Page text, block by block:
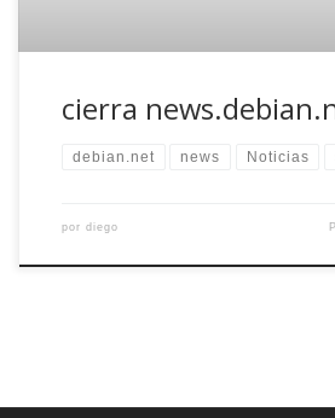
cierra
debian.net news Noticias
por diego